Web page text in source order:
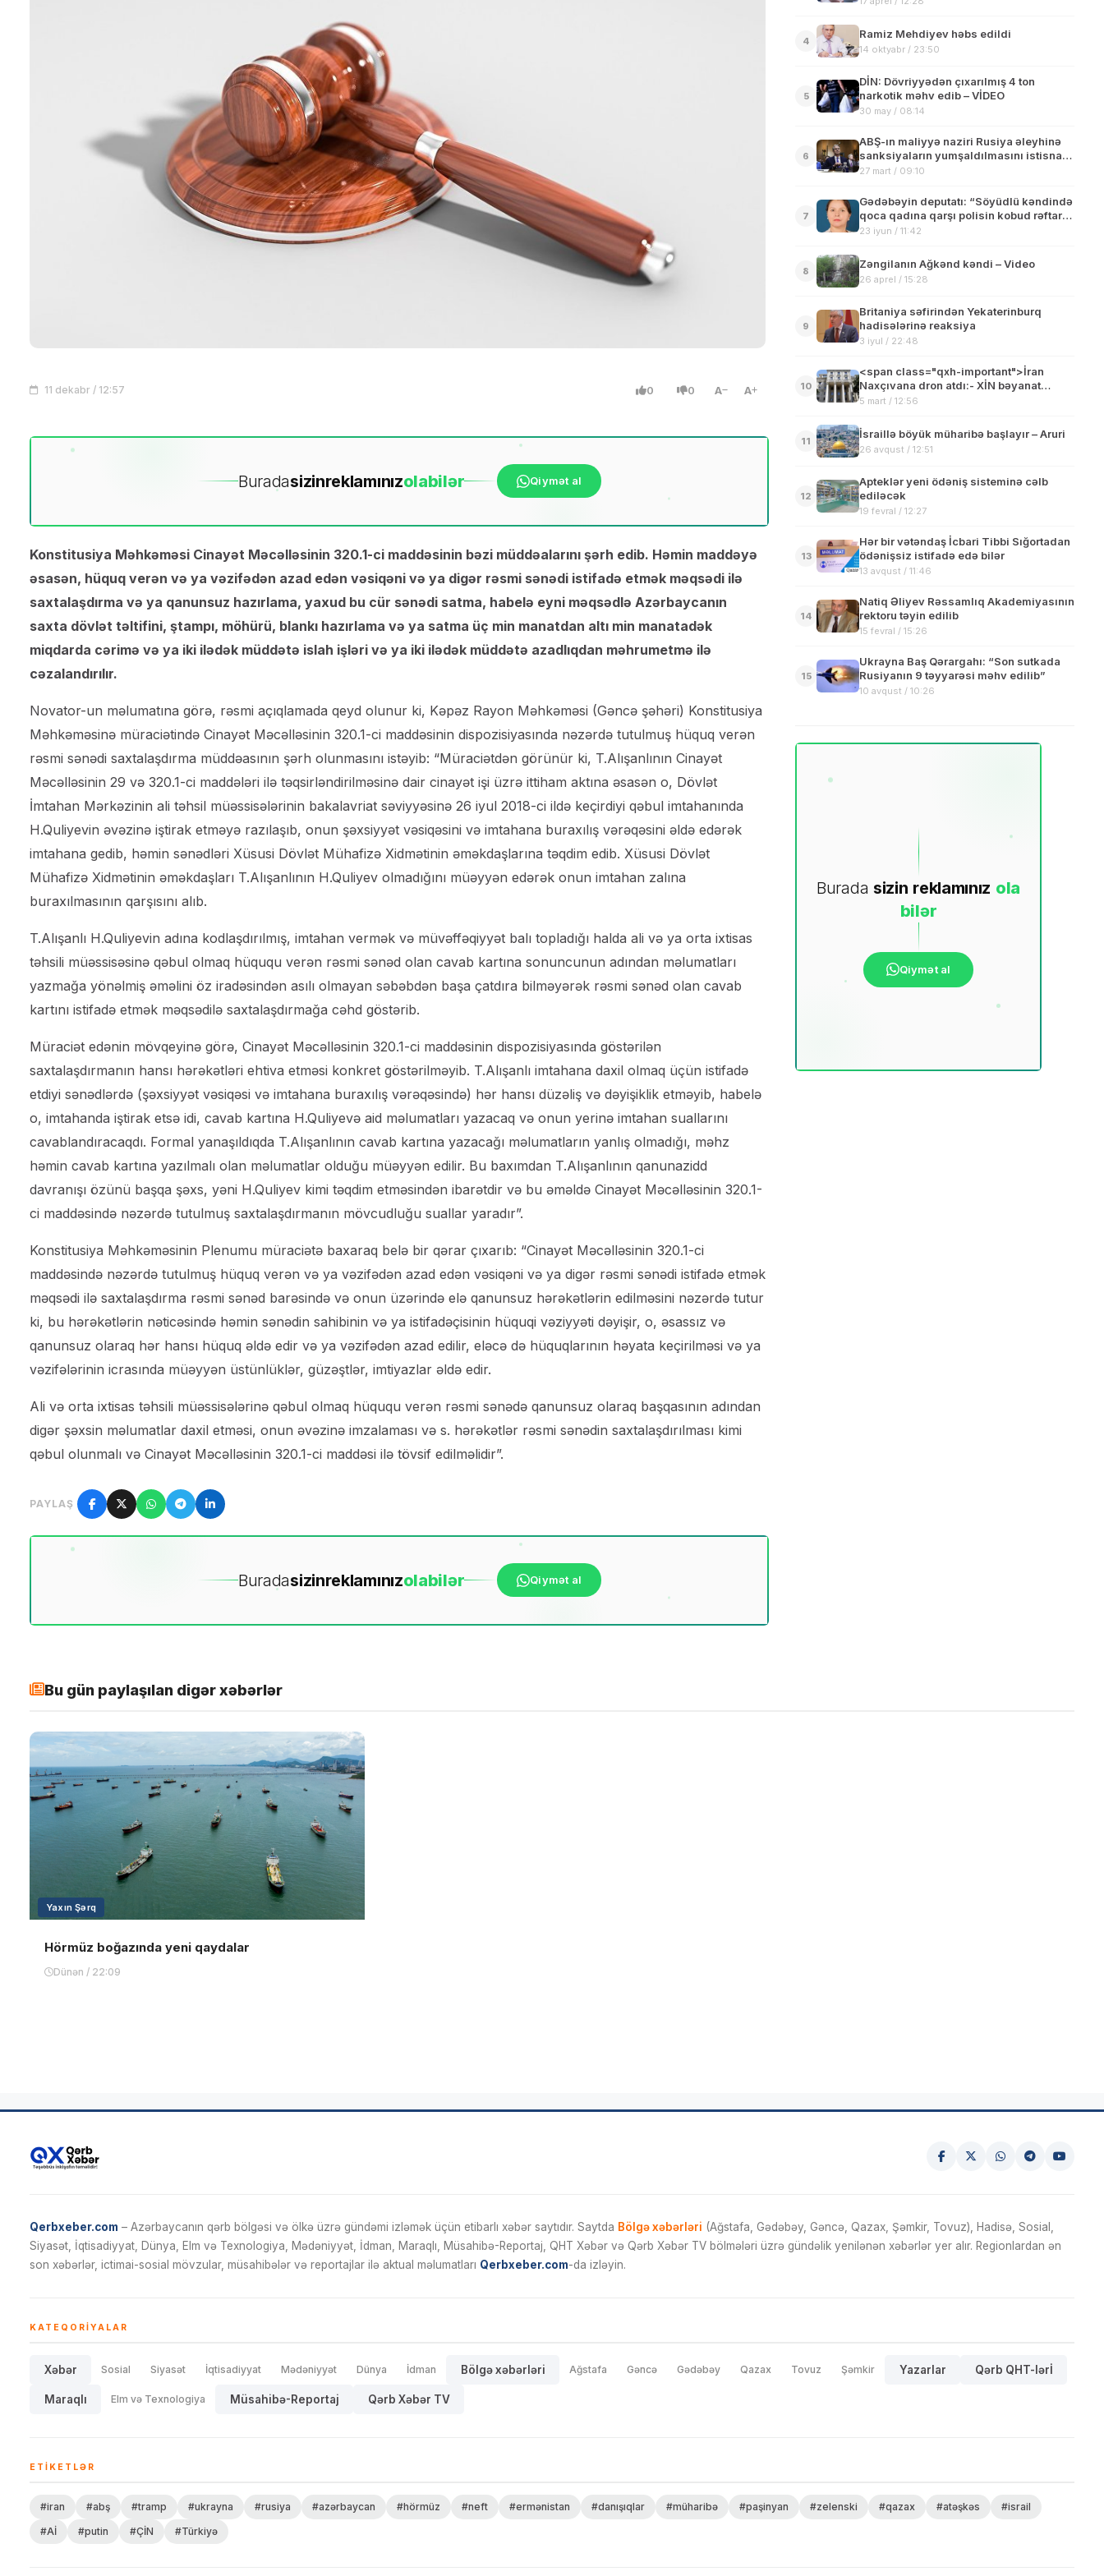
11 dekabr / 12:57 0 0 A A
Buradasizinreklamınızolabilər Qiymət al
Konstitusiya Məhkəməsi Cinayət Məcəlləsinin 320.1-ci maddəsinin bəzi müddəalarını şərh edib. Həmin maddəyə
əsasən, hüquq verən və ya vəzifədən azad edən vəsiqəni və ya digər rəsmi sənədi istifadə etmək məqsədi ilə
saxtalaşdırma və ya qanunsuz hazırlama, yaxud bu cür sənədi satma, habelə eyni məqsədlə Azərbaycanın
saxta dövlət təltifini, ştampı, möhürü, blankı hazırlama və ya satma üç min manatdan altı min manatadək
miqdarda cərimə və ya iki ilədək müddətə islah işləri və ya iki ilədək müddətə azadlıqdan məhrumetmə ilə
cəzalandırılır.
Novator-un məlumatına görə, rəsmi açıqlamada qeyd olunur ki, Kəpəz Rayon Məhkəməsi (Gəncə şəhəri) Konstitusiya
Məhkəməsinə müraciətində Cinayət Məcəlləsinin 320.1-ci maddəsinin dispozisiyasında nəzərdə tutulmuş hüquq verən
rəsmi sənədi saxtalaşdırma müddəasının şərh olunmasını istəyib: “Müraciətdən görünür ki, T.Alışanlının Cinayət
Məcəlləsinin 29 və 320.1-ci maddələri ilə təqsirləndirilməsinə dair cinayət işi üzrə ittiham aktına əsasən o, Dövlət
İmtahan Mərkəzinin ali təhsil müəssisələrinin bakalavriat səviyyəsinə 26 iyul 2018-ci ildə keçirdiyi qəbul imtahanında
H.Quliyevin əvəzinə iştirak etməyə razılaşıb, onun şəxsiyyət vəsiqəsini və imtahana buraxılış vərəqəsini əldə edərək
imtahana gedib, həmin sənədləri Xüsusi Dövlət Mühafizə Xidmətinin əməkdaşlarına təqdim edib. Xüsusi Dövlət
Mühafizə Xidmətinin əməkdaşları T.Alışanlının H.Quliyev olmadığını müəyyən edərək onun imtahan zalına
buraxılmasının qarşısını alıb.
T.Alışanlı H.Quliyevin adına kodlaşdırılmış, imtahan vermək və müvəffəqiyyət balı topladığı halda ali və ya orta ixtisas
təhsili müəssisəsinə qəbul olmaq hüququ verən rəsmi sənəd olan cavab kartına sonuncunun adından məlumatları
yazmağa yönəlmiş əməlini öz iradəsindən asılı olmayan səbəbdən başa çatdıra bilməyərək rəsmi sənəd olan cavab
kartını istifadə etmək məqsədilə saxtalaşdırmağa cəhd göstərib.
Müraciət edənin mövqeyinə görə, Cinayət Məcəlləsinin 320.1-ci maddəsinin dispozisiyasında göstərilən
saxtalaşdırmanın hansı hərəkətləri ehtiva etməsi konkret göstərilməyib. T.Alışanlı imtahana daxil olmaq üçün istifadə
etdiyi sənədlərdə (şəxsiyyət vəsiqəsi və imtahana buraxılış vərəqəsində) hər hansı düzəliş və dəyişiklik etməyib, habelə
o, imtahanda iştirak etsə idi, cavab kartına H.Quliyevə aid məlumatları yazacaq və onun yerinə imtahan suallarını
cavablandıracaqdı. Formal yanaşıldıqda T.Alışanlının cavab kartına yazacağı məlumatların yanlış olmadığı, məhz
həmin cavab kartına yazılmalı olan məlumatlar olduğu müəyyən edilir. Bu baxımdan T.Alışanlının qanunazidd
davranışı özünü başqa şəxs, yəni H.Quliyev kimi təqdim etməsindən ibarətdir və bu əməldə Cinayət Məcəlləsinin 320.1-
ci maddəsində nəzərdə tutulmuş saxtalaşdırmanın mövcudluğu suallar yaradır”.
Konstitusiya Məhkəməsinin Plenumu müraciətə baxaraq belə bir qərar çıxarıb: “Cinayət Məcəlləsinin 320.1-ci
maddəsində nəzərdə tutulmuş hüquq verən və ya vəzifədən azad edən vəsiqəni və ya digər rəsmi sənədi istifadə etmək
məqsədi ilə saxtalaşdırma rəsmi sənəd barəsində və onun üzərində elə qanunsuz hərəkətlərin edilməsini nəzərdə tutur
ki, bu hərəkətlərin nəticəsində həmin sənədin sahibinin və ya istifadəçisinin hüquqi vəziyyəti dəyişir, o, əsassız və
qanunsuz olaraq hər hansı hüquq əldə edir və ya vəzifədən azad edilir, eləcə də hüquqlarının həyata keçirilməsi və ya
vəzifələrinin icrasında müəyyən üstünlüklər, güzəştlər, imtiyazlar əldə edir.
Ali və orta ixtisas təhsili müəssisələrinə qəbul olmaq hüququ verən rəsmi sənədə qanunsuz olaraq başqasının adından
digər şəxsin məlumatlar daxil etməsi, onun əvəzinə imzalaması və s. hərəkətlər rəsmi sənədin saxtalaşdırılması kimi
qəbul olunmalı və Cinayət Məcəlləsinin 320.1-ci maddəsi ilə tövsif edilməlidir”.
PAYLAŞ
Buradasizinreklamınızolabilər Qiymət al
4
Ramiz Mehdiyev həbs edildi
14 oktyabr / 23:50
5
DİN: Dövriyyədən çıxarılmış 4 ton
narkotik məhv edib – VİDEO
30 may / 08:14
6
ABŞ-ın maliyyə naziri Rusiya əleyhinə
sanksiyaların yumşaldılmasını istisna
etməyib
27 mart / 09:10
7
Gədəbəyin deputatı: “Söyüdlü kəndində
qoca qadına qarşı polisin kobud rəftarı
qəbuledilməzdir”
23 iyun / 11:42
8
Zəngilanın Ağkənd kəndi – Video
26 aprel / 15:28
9
Britaniya səfirindən Yekaterinburq
hadisələrinə reaksiya
3 iyul / 22:48
10
<span class="qxh-important">İran
Naxçıvana dron atdı:- XİN bəyanat
verdi</span>
5 mart / 12:56
11
İsraillə böyük müharibə başlayır – Aruri
26 avqust / 12:51
12
Apteklər yeni ödəniş sisteminə cəlb
ediləcək
19 fevral / 12:27
13
Hər bir vətəndaş İcbari Tibbi Sığortadan
ödənişsiz istifadə edə bilər
13 avqust / 11:46
14
Natiq Əliyev Rəssamlıq Akademiyasının
rektoru təyin edilib
15 fevral / 15:26
15
Ukrayna Baş Qərargahı: “Son sutkada
Rusiyanın 9 təyyarəsi məhv edilib”
10 avqust / 10:26
Burada sizin reklamınız ola
bilər
Qiymət al
Bu gün paylaşılan digər xəbərlər
Yaxın Şərq
Hörmüz boğazında yeni qaydalar
Dünən / 22:09
Qerbxeber.com – Azərbaycanın qərb bölgəsi və ölkə üzrə gündəmi izləmək üçün etibarlı xəbər saytıdır. Saytda Bölgə xəbərləri (Ağstafa, Gədəbəy, Gəncə, Qazax, Şəmkir, Tovuz), Hadisə, Sosial,
Siyasət, İqtisadiyyat, Dünya, Elm və Texnologiya, Mədəniyyət, İdman, Maraqlı, Müsahibə-Reportaj, QHT Xəbər və Qərb Xəbər TV bölmələri üzrə gündəlik yenilənən xəbərlər yer alır. Regionlardan ən
son xəbərlər, ictimai-sosial mövzular, müsahibələr və reportajlar ilə aktual məlumatları Qerbxeber.com-da izləyin.
KATEQORIYALAR
Xəbər Sosial Siyasət İqtisadiyyat Mədəniyyət Dünya İdman Bölgə xəbərləri Ağstafa Gəncə Gədəbəy Qazax Tovuz Şəmkir Yazarlar Qərb QHT-lərİ
Maraqlı Elm və Texnologiya Müsahibə-Reportaj Qərb Xəbər TV
ETIKETLƏR
#iran #abş #tramp #ukrayna #rusiya #azərbaycan #hörmüz #neft #ermənistan #danışıqlar #müharibə #paşinyan #zelenski #qazax #atəşkəs
#israil
#Aİ
#putin #ÇİN #Türkiyə